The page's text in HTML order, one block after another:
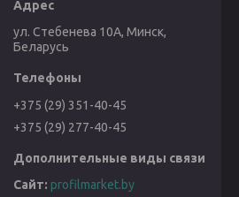
ул. Стебенева 10А, Минск,
Беларусь
+375 (29) 351-40-45
+375 (29) 277-40-45
profilmarket.by